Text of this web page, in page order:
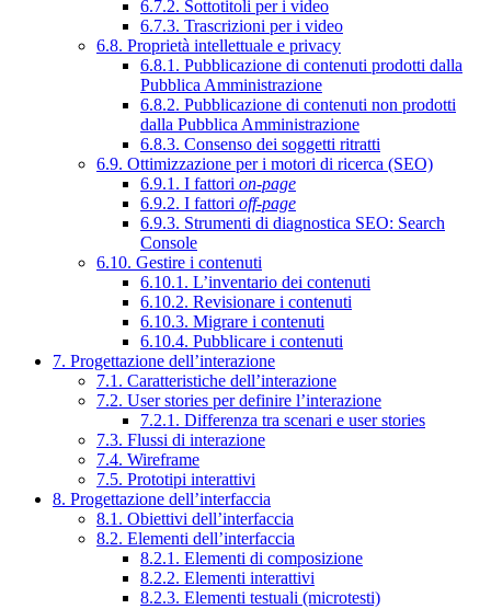
6.7.2. Sottotitoli per i video
6.7.3. Trascrizioni per i video
6.8. Proprietà intellettuale e privacy
6.8.1. Pubblicazione di contenuti prodotti dalla
Pubblica Amministrazione
6.8.2. Pubblicazione di contenuti non prodotti
dalla Pubblica Amministrazione
6.8.3. Consenso dei soggetti ritratti
6.9. Ottimizzazione per i motori di ricerca (SEO)
6.9.1. I fattori on-page
6.9.2. I fattori off-page
6.9.3. Strumenti di diagnostica SEO: Search
Console
6.10. Gestire i contenuti
6.10.1. L’inventario dei contenuti
6.10.2. Revisionare i contenuti
6.10.3. Migrare i contenuti
6.10.4. Pubblicare i contenuti
7. Progettazione dell’interazione
7.1. Caratteristiche dell’interazione
7.2. User stories per definire l’interazione
7.2.1. Differenza tra scenari e user stories
7.3. Flussi di interazione
7.4. Wireframe
7.5. Prototipi interattivi
8. Progettazione dell’interfaccia
8.1. Obiettivi dell’interfaccia
8.2. Elementi dell’interfaccia
8.2.1. Elementi di composizione
8.2.2. Elementi interattivi
8.2.3. Elementi testuali (microtesti)